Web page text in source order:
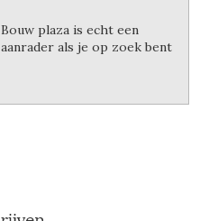
Bouw plaza is echt een
aanrader als je op zoek bent